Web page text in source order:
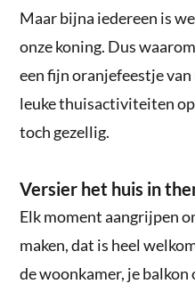
Maar bijna iedereen is
onze koning. Dus
een fijn oranjefeestje
leuke thuisactiviteiten
toch gezellig.
Versier het huis in
Elk moment aangrijpen
maken, dat is heel
de woonkamer, je